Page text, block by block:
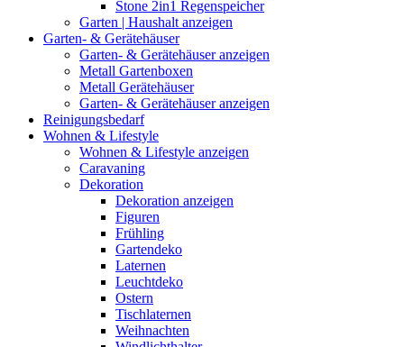
Stone 2in1 Regenspeicher
Garten | Haushalt anzeigen
Garten- & Gerätehäuser
Garten- & Gerätehäuser anzeigen
Metall Gartenboxen
Metall Gerätehäuser
Garten- & Gerätehäuser anzeigen
Reinigungsbedarf
Wohnen & Lifestyle
Wohnen & Lifestyle anzeigen
Caravaning
Dekoration
Dekoration anzeigen
Figuren
Frühling
Gartendeko
Laternen
Leuchtdeko
Ostern
Tischlaternen
Weihnachten